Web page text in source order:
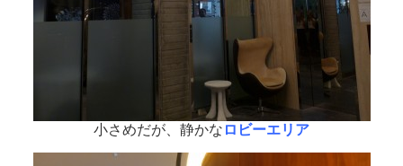
小さめだが、静かな ロビーエリア